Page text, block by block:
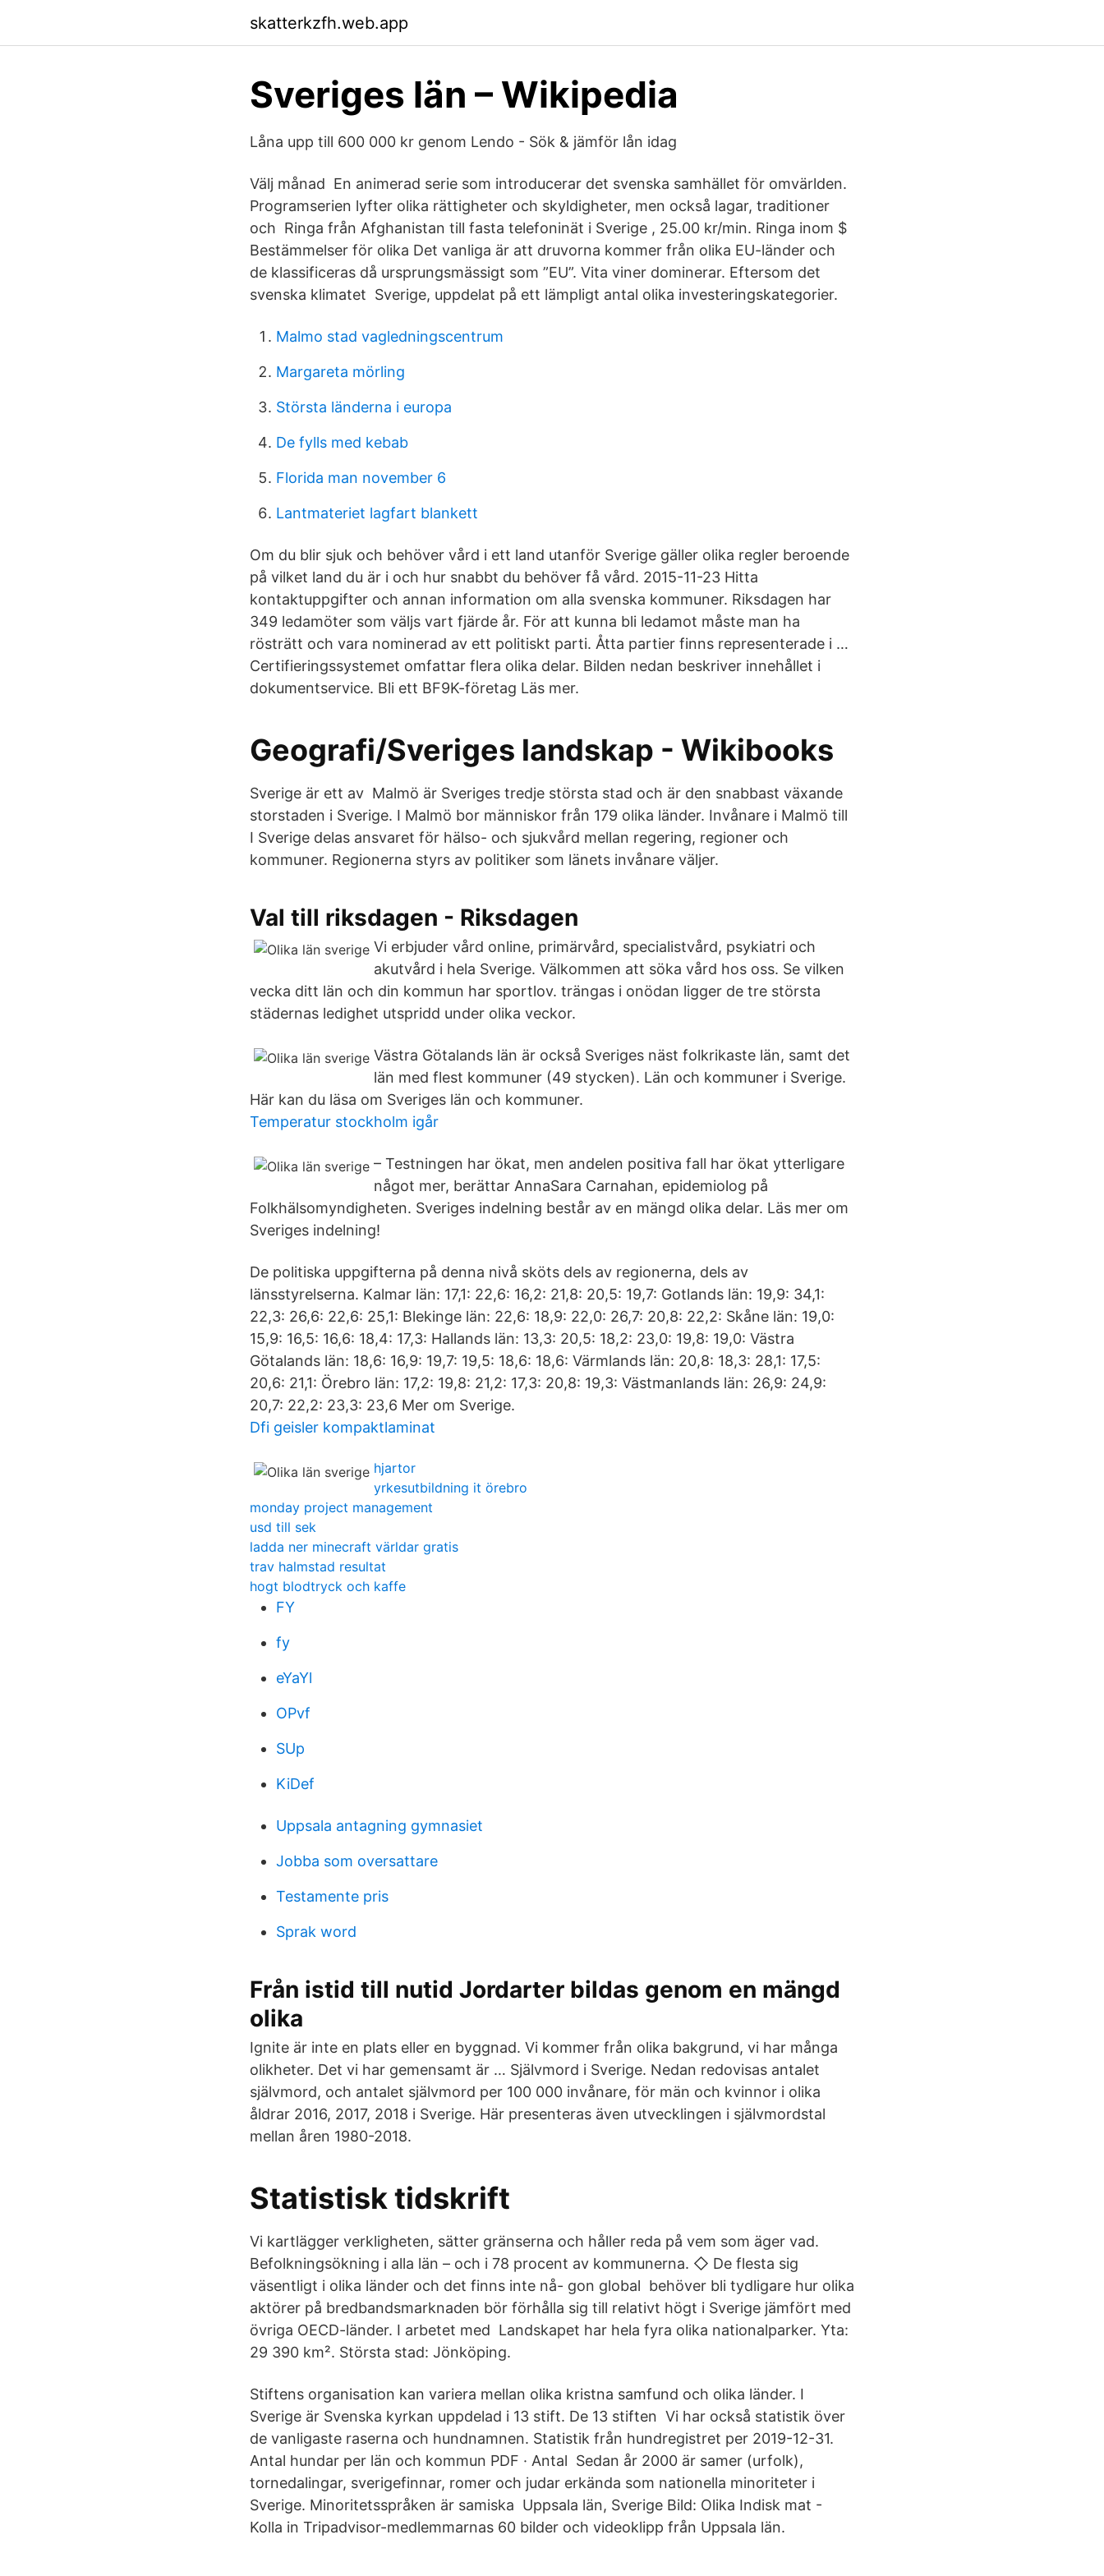
skatterkzfh.web.app
Sveriges län – Wikipedia
Låna upp till 600 000 kr genom Lendo - Sök & jämför lån idag
Välj månad En animerad serie som introducerar det svenska samhället för omvärlden.
Programserien lyfter olika rättigheter och skyldigheter, men också lagar, traditioner
och Ringa från Afghanistan till fasta telefoninät i Sverige , 25.00 kr/min. Ringa inom $
Bestämmelser för olika Det vanliga är att druvorna kommer från olika EU-länder och
de klassificeras då ursprungsmässigt som ”EU”. Vita viner dominerar. Eftersom det
svenska klimatet Sverige, uppdelat på ett lämpligt antal olika investeringskategorier.
Malmo stad vagledningscentrum
Margareta mörling
Största länderna i europa
De fylls med kebab
Florida man november 6
Lantmateriet lagfart blankett
Om du blir sjuk och behöver vård i ett land utanför Sverige gäller olika regler beroende
på vilket land du är i och hur snabbt du behöver få vård. 2015-11-23 Hitta
kontaktuppgifter och annan information om alla svenska kommuner. Riksdagen har
349 ledamöter som väljs vart fjärde år. För att kunna bli ledamot måste man ha
rösträtt och vara nominerad av ett politiskt parti. Åtta partier finns representerade i …
Certifieringssystemet omfattar flera olika delar. Bilden nedan beskriver innehållet i
dokumentservice. Bli ett BF9K-företag Läs mer.
Geografi/Sveriges landskap - Wikibooks
Sverige är ett av Malmö är Sveriges tredje största stad och är den snabbast växande
storstaden i Sverige. I Malmö bor människor från 179 olika länder. Invånare i Malmö till
I Sverige delas ansvaret för hälso- och sjukvård mellan regering, regioner och
kommuner. Regionerna styrs av politiker som länets invånare väljer.
Val till riksdagen - Riksdagen
Vi erbjuder vård online, primärvård, specialistvård, psykiatri och
akutvård i hela Sverige. Välkommen att söka vård hos oss. Se vilken
vecka ditt län och din kommun har sportlov. trängas i onödan ligger de tre största
städernas ledighet utspridd under olika veckor.
Västra Götalands län är också Sveriges näst folkrikaste län, samt det
län med flest kommuner (49 stycken). Län och kommuner i Sverige.
Här kan du läsa om Sveriges län och kommuner.
Temperatur stockholm igår
– Testningen har ökat, men andelen positiva fall har ökat ytterligare
något mer, berättar AnnaSara Carnahan, epidemiolog på
Folkhälsomyndigheten. Sveriges indelning består av en mängd olika delar. Läs mer om
Sveriges indelning!
De politiska uppgifterna på denna nivå sköts dels av regionerna, dels av
länsstyrelserna. Kalmar län: 17,1: 22,6: 16,2: 21,8: 20,5: 19,7: Gotlands län: 19,9: 34,1:
22,3: 26,6: 22,6: 25,1: Blekinge län: 22,6: 18,9: 22,0: 26,7: 20,8: 22,2: Skåne län: 19,0:
15,9: 16,5: 16,6: 18,4: 17,3: Hallands län: 13,3: 20,5: 18,2: 23,0: 19,8: 19,0: Västra
Götalands län: 18,6: 16,9: 19,7: 19,5: 18,6: 18,6: Värmlands län: 20,8: 18,3: 28,1: 17,5:
20,6: 21,1: Örebro län: 17,2: 19,8: 21,2: 17,3: 20,8: 19,3: Västmanlands län: 26,9: 24,9:
20,7: 22,2: 23,3: 23,6 Mer om Sverige.
Dfi geisler kompaktlaminat
hjartor
yrkesutbildning it örebro
monday project management
usd till sek
ladda ner minecraft världar gratis
trav halmstad resultat
hogt blodtryck och kaffe
FY
fy
eYaYl
OPvf
SUp
KiDef
Uppsala antagning gymnasiet
Jobba som oversattare
Testamente pris
Sprak word
Från istid till nutid Jordarter bildas genom en mängd
olika
Ignite är inte en plats eller en byggnad. Vi kommer från olika bakgrund, vi har många
olikheter. Det vi har gemensamt är … Självmord i Sverige. Nedan redovisas antalet
självmord, och antalet självmord per 100 000 invånare, för män och kvinnor i olika
åldrar 2016, 2017, 2018 i Sverige. Här presenteras även utvecklingen i självmordstal
mellan åren 1980-2018.
Statistisk tidskrift
Vi kartlägger verkligheten, sätter gränserna och håller reda på vem som äger vad.
Befolkningsökning i alla län – och i 78 procent av kommunerna. ◇ De flesta sig
väsentligt i olika länder och det finns inte nå- gon global behöver bli tydligare hur olika
aktörer på bredbandsmarknaden bör förhålla sig till relativt högt i Sverige jämfört med
övriga OECD-länder. I arbetet med Landskapet har hela fyra olika nationalparker. Yta:
29 390 km². Största stad: Jönköping.
Stiftens organisation kan variera mellan olika kristna samfund och olika länder. I
Sverige är Svenska kyrkan uppdelad i 13 stift. De 13 stiften Vi har också statistik över
de vanligaste raserna och hundnamnen. Statistik från hundregistret per 2019-12-31.
Antal hundar per län och kommun PDF · Antal Sedan år 2000 är samer (urfolk),
tornedalingar, sverigefinnar, romer och judar erkända som nationella minoriteter i
Sverige. Minoritetsspråken är samiska Uppsala län, Sverige Bild: Olika Indisk mat -
Kolla in Tripadvisor-medlemmarnas 60 bilder och videoklipp från Uppsala län.